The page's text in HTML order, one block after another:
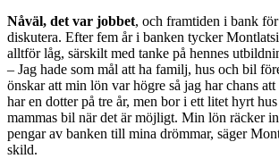
Nåväl, det var jobbet, och framtiden i bank
diskutera. Efter fem år i banken tycker
alltför låg, särskilt med tanke på hennes
– Jag hade som mål att ha familj, hus och bil
önskar att min lön var högre så jag har chans
har en dotter på tre år, men bor i ett litet hyrt
mammas bil när det är möjligt. Min lön räcker
pengar av banken till mina drömmar, säger
skild.